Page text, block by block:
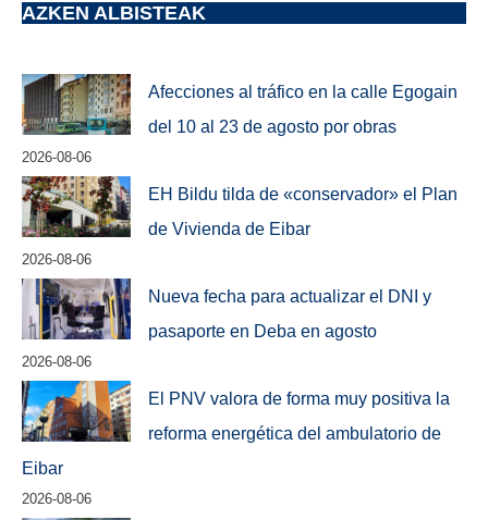
AZKEN ALBISTEAK
Afecciones al tráfico en la calle Egogain
del 10 al 23 de agosto por obras
2026-08-06
EH Bildu tilda de «conservador» el Plan
de Vivienda de Eibar
2026-08-06
Nueva fecha para actualizar el DNI y
pasaporte en Deba en agosto
2026-08-06
El PNV valora de forma muy positiva la
reforma energética del ambulatorio de
Eibar
2026-08-06